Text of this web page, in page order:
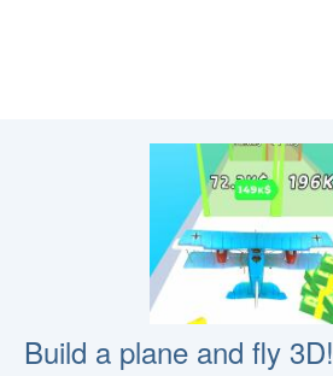
Build a plane and fly 3D!